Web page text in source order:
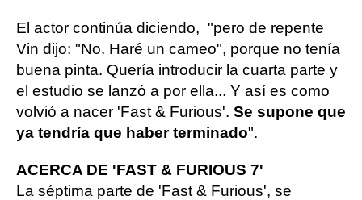
El actor continúa diciendo, "pero de repente
Vin dijo: "No. Haré un cameo", porque no tenía
buena pinta. Quería introducir la cuarta parte y
el estudio se lanzó a por ella... Y así es como
volvió a nacer 'Fast & Furious'. Se supone que
ya tendría que haber terminado".
ACERCA DE 'FAST & FURIOUS 7'
La séptima parte de 'Fast & Furious', se